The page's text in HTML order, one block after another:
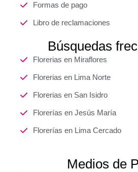
Formas de pago
Libro de reclamaciones
Búsquedas
Florerias en Miraflores
Florerias en Lima Norte
Florerias en San Isidro
Florerías en Jesús María
Florerías en Lima Cercado
Medios de